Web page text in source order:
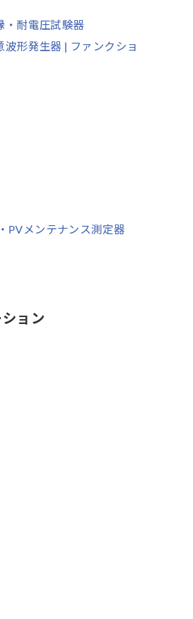
・耐電圧試験器
波形発生器 | ファンクショ
PVメンテナンス測定器
ョン